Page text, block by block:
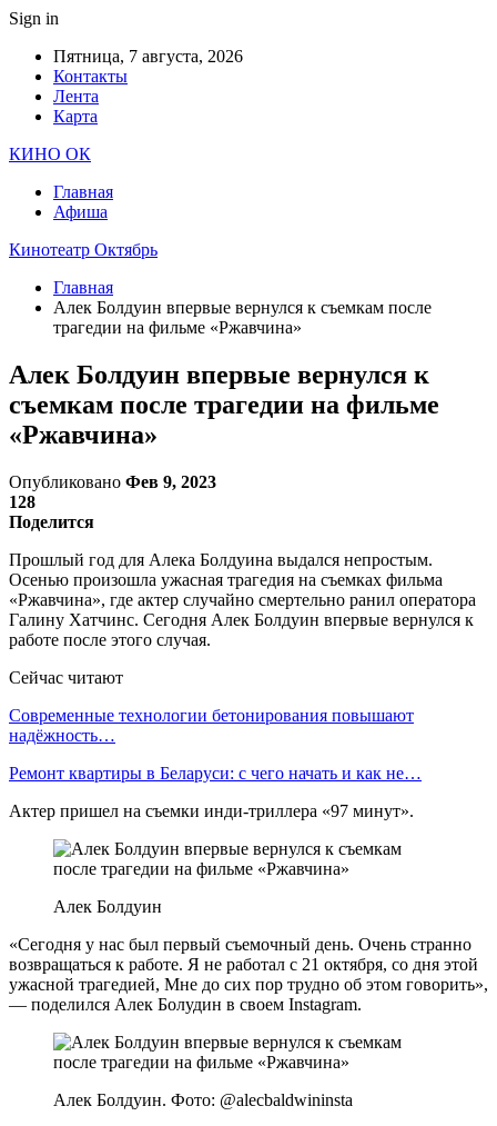
Sign in
Пятница, 7 августа, 2026
Контакты
Лента
Карта
КИНО ОК
Главная
Афиша
Кинотеатр Октябрь
Главная
Алек Болдуин впервые вернулся к съемкам после
трагедии на фильме «Ржавчина»
Алек Болдуин впервые вернулся к
съемкам после трагедии на фильме
«Ржавчина»
Опубликовано Фев 9, 2023
128
Поделится
Прошлый год для Алека Болдуина выдался непростым.
Осенью произошла ужасная трагедия на съемках фильма
«Ржавчина», где актер случайно смертельно ранил оператора
Галину Хатчинс. Сегодня Алек Болдуин впервые вернулся к
работе после этого случая.
Сейчас читают
Современные технологии бетонирования повышают
надёжность…
Ремонт квартиры в Беларуси: с чего начать и как не…
Актер пришел на съемки инди-триллера «97 минут».
Алек Болдуин
«Сегодня у нас был первый съемочный день. Очень странно
возвращаться к работе. Я не работал с 21 октября, со дня этой
ужасной трагедией, Мне до сих пор трудно об этом говорить»,
— поделился Алек Болудин в своем Instagram.
Алек Болдуин. Фото: @alecbaldwininsta